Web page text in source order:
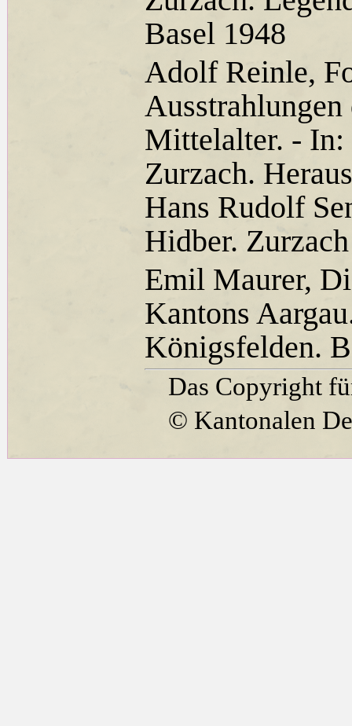
Basel 1948
Adolf Reinle,
Ausstrahlungen
Mittelalter. - In:
Zurzach.
Hans Rudolf
Hidber.
Emil Maurer,
Kantons
Königsfelden.
Das Copyright
© Kantonalen